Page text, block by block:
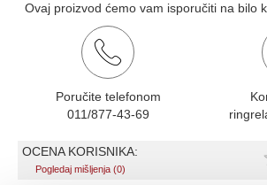
Ovaj proizvod ćemo vam isporučiti na bilo
Poručite telefonom
011/877-43-69
OCENA KORISNIKA:
Pogledaj mišljenja (0)